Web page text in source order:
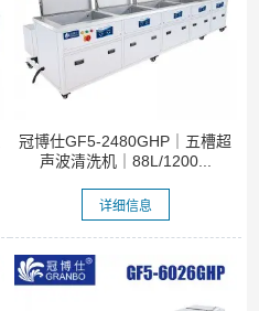
冠博仕GF5-2480GHP｜五槽超
声波清洗机｜88L/1200...
详细信息